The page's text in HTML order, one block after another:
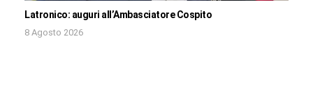
Latronico: auguri all’Ambasciatore Cospito
8 Agosto 2026